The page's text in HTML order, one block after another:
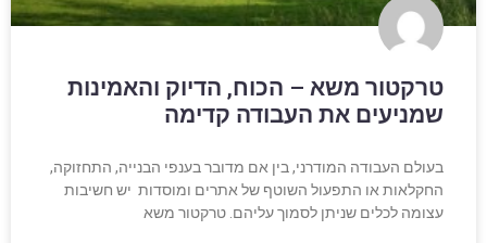
טרקטור משא – הכוח, הדיוק והאמינות
שמניעים את העבודה קדימה
בעולם העבודה המודרני, בין אם מדובר בענפי הבנייה, התחזוקה,
החקלאות או התפעול השוטף של אתרים ומוסדות יש חשיבות
עצומה לכלים שניתן לסמוך עליהם. טרקטור משא